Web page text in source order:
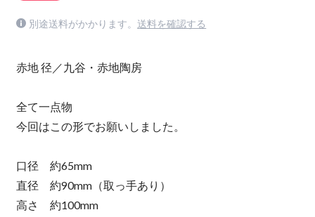
別途送料がかかります。 送料を確認する
赤地 径／九谷・赤地陶房
全て一点物
今回はこの形でお願いしました。
口径 約65mm
直径 約90mm（取っ手あり）
高さ 約100mm